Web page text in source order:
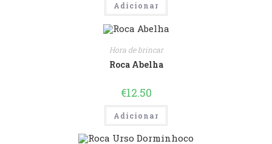
Adicionar
Hora de brincar
Roca Abelha
€12.50
Adicionar